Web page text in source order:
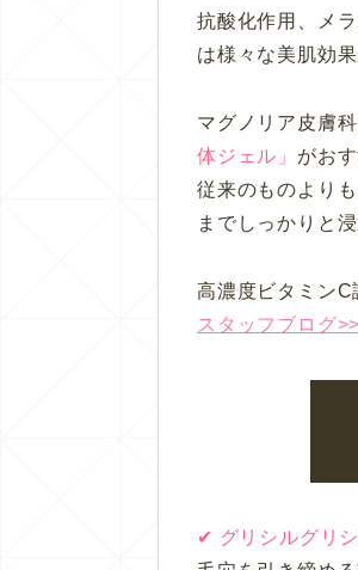
抗酸化作用、メ
は様々な美肌効果
マグノリア皮膚
体ジェル」 がお
従来のものより
までしっかりと
高濃度ビタミンC
スタッフブログ
✔︎ グリシルグリ